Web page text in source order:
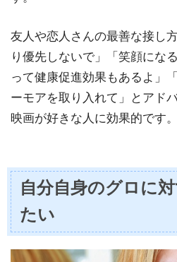
友人や恋人さんの最善な接し
り優先しないで」「笑顔にな
って健康促進効果もあるよ」
ーモアを取り入れて」とアド
映画が好きな人に効果的です。
自分自身のグロに
たい